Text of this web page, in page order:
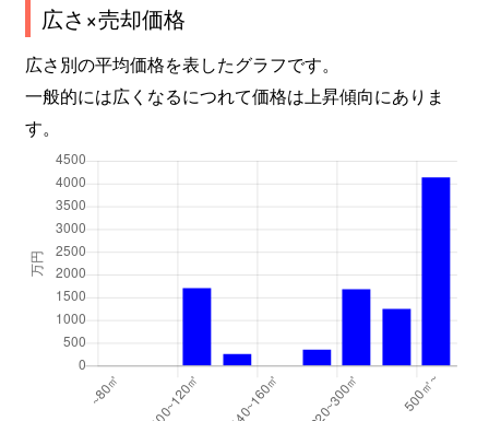
広さ×売却価格
広さ別の平均価格を表したグラフです。
一般的には広くなるにつれて価格は上昇傾向にありま
す。